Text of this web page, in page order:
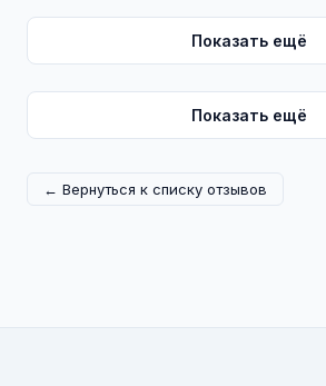
Показать ещё
Показать ещё
← Вернуться к списку отзывов